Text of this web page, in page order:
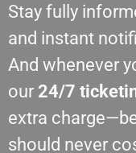
Stay fully
and instant
And whenever
our 24/7
extra
should never